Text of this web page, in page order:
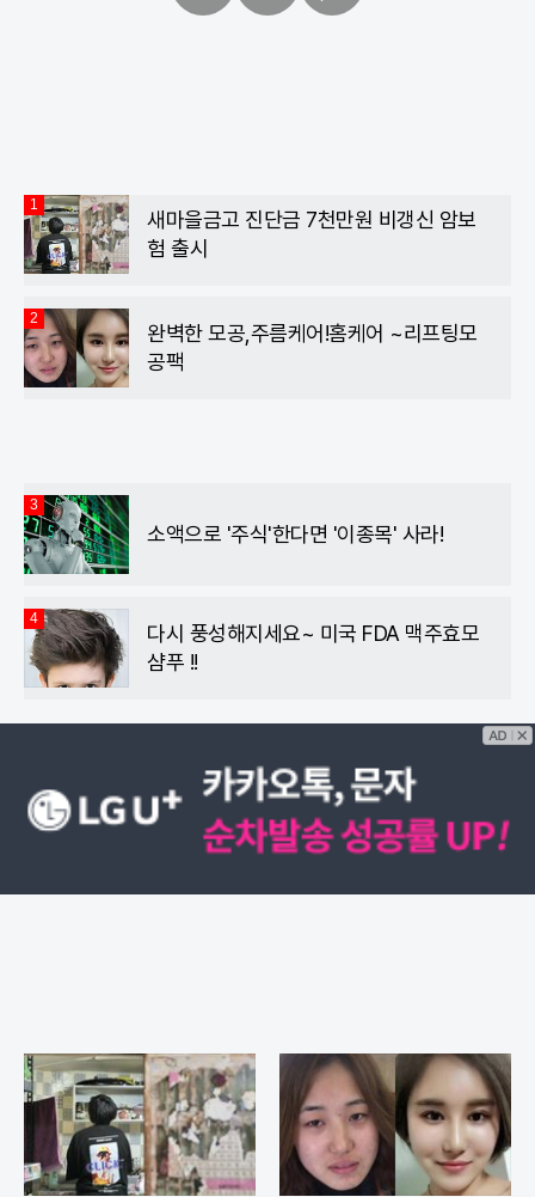
1
새마을금고 진단금 7천만원 비갱신 암보
험 출시
2
완벽한 모공,주름케어!홈케어 ~리프팅모
공팩
3
소액으로 '주식'한다면 '이종목' 사라!
4
다시 풍성해지세요~ 미국 FDA 맥주효모
샴푸 !!